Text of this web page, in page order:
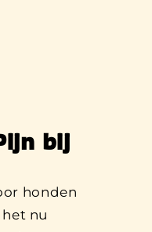
bij
honden
het nu